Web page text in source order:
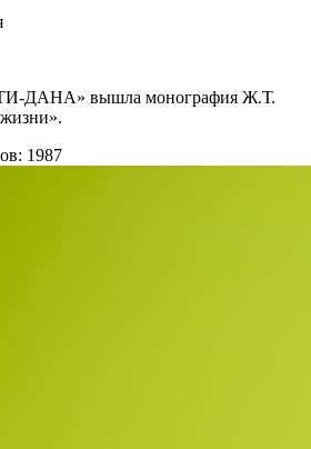
ДАНА» вышла монография Ж.Т.
1987